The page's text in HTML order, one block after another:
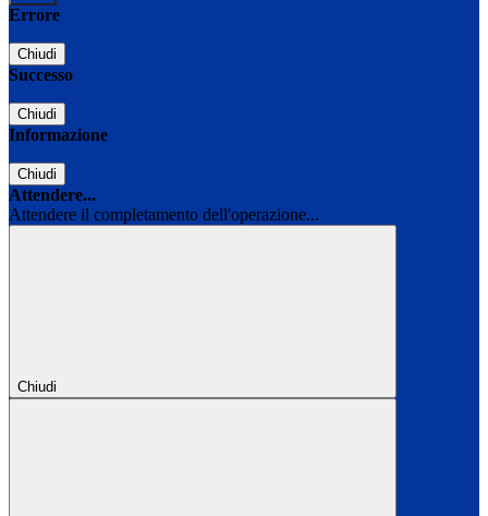
Errore
Chiudi
Successo
Chiudi
Informazione
Chiudi
Attendere...
Attendere il completamento dell'operazione...
Chiudi